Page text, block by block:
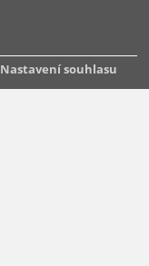
Nastavení souhlasu